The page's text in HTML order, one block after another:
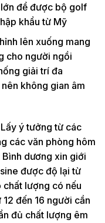
để được bộ golf
khẩu từ Mỹ
lên xuống mang
cho người ngồi
giải trí đa
không gian âm
Lấy ý tưởng từ các
các văn phòng hôm
dương xin giới
được độ lại từ
lượng có nếu
đến 16 người cần
đủ chất lượng êm